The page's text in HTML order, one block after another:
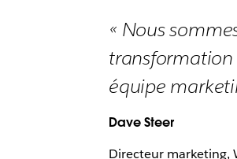
« Nous
équipe
Dave Steer
Directeur marketing,